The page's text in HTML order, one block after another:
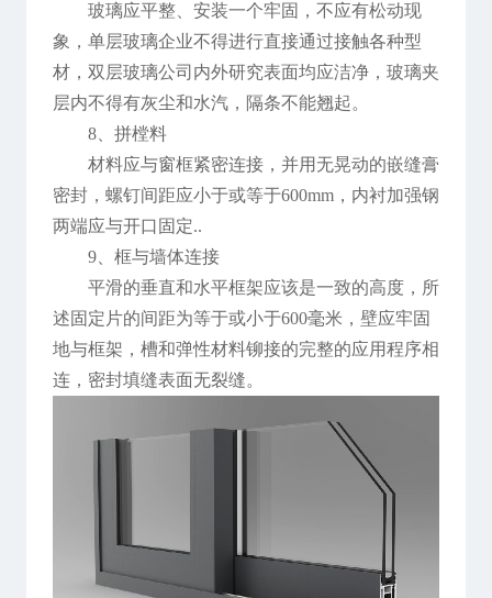
玻璃应平整、安装一个牢固，不应有松动现
象，单层玻璃企业不得进行直接通过接触各种型
材，双层玻璃公司内外研究表面均应洁净，玻璃夹
层内不得有灰尘和水汽，隔条不能翘起。
8、拼樘料
材料应与窗框紧密连接，并用无晃动的嵌缝膏
密封，螺钉间距应小于或等于600mm，内衬加强钢
两端应与开口固定..
9、框与墙体连接
平滑的垂直和水平框架应该是一致的高度，所
述固定片的间距为等于或小于600毫米，壁应牢固
地与框架，槽和弹性材料铆接的完整的应用程序相
连，密封填缝表面无裂缝。